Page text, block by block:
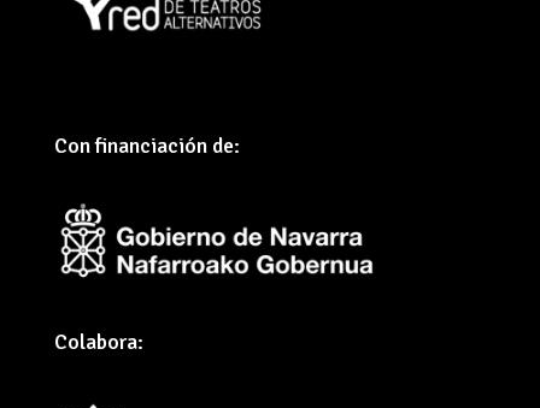
Con financiación de:
Colabora: